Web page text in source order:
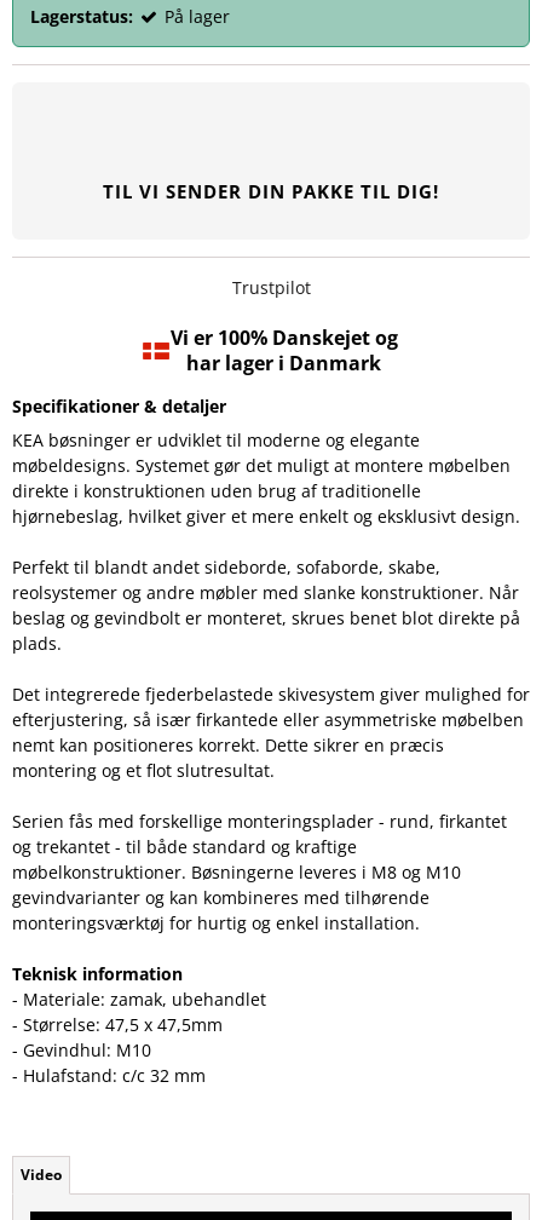
Lagerstatus: På lager
TIL VI SENDER DIN PAKKE TIL DIG!
Trustpilot
Vi er 100% Danskejet og
har lager i Danmark
Specifikationer & detaljer
KEA bøsninger er udviklet til moderne og elegante
møbeldesigns. Systemet gør det muligt at montere møbelben
direkte i konstruktionen uden brug af traditionelle
hjørnebeslag, hvilket giver et mere enkelt og eksklusivt design.
Perfekt til blandt andet sideborde, sofaborde, skabe,
reolsystemer og andre møbler med slanke konstruktioner. Når
beslag og gevindbolt er monteret, skrues benet blot direkte på
plads.
Det integrerede fjederbelastede skivesystem giver mulighed for
efterjustering, så især firkantede eller asymmetriske møbelben
nemt kan positioneres korrekt. Dette sikrer en præcis
montering og et flot slutresultat.
Serien fås med forskellige monteringsplader - rund, firkantet
og trekantet - til både standard og kraftige
møbelkonstruktioner. Bøsningerne leveres i M8 og M10
gevindvarianter og kan kombineres med tilhørende
monteringsværktøj for hurtig og enkel installation.
Teknisk information
- Materiale: zamak, ubehandlet
- Størrelse: 47,5 x 47,5mm
- Gevindhul: M10
- Hulafstand: c/c 32 mm
Video